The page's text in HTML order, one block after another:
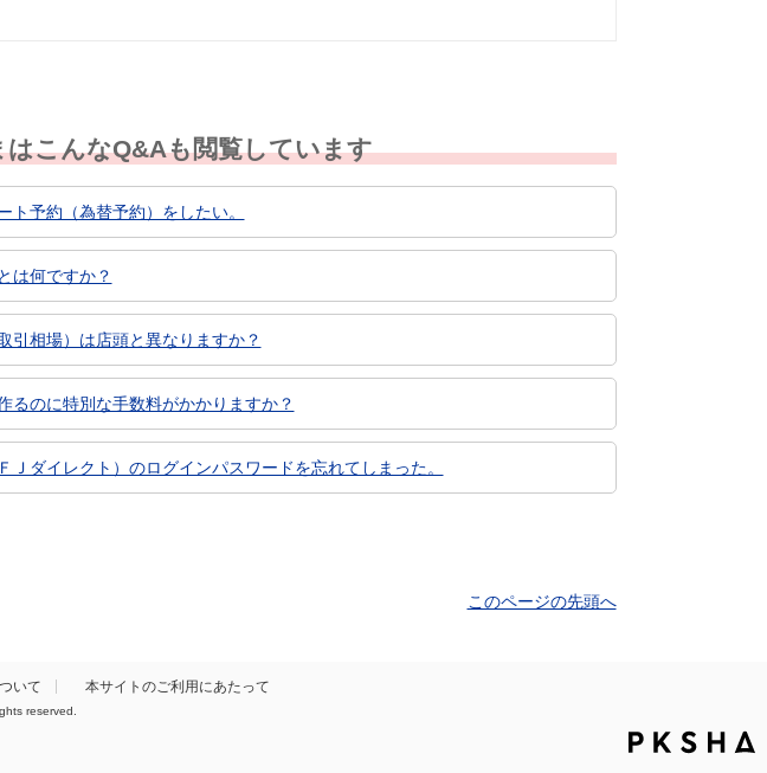
こんなQ&Aも閲覧しています
予約（為替予約）をしたい。
は何ですか？
引相場）は店頭と異なりますか？
るのに特別な手数料がかかりますか？
Ｊダイレクト）のログインパスワードを忘れてしまった。
このページの先頭へ
いて 本サイトのご利用にあたって
reserved.